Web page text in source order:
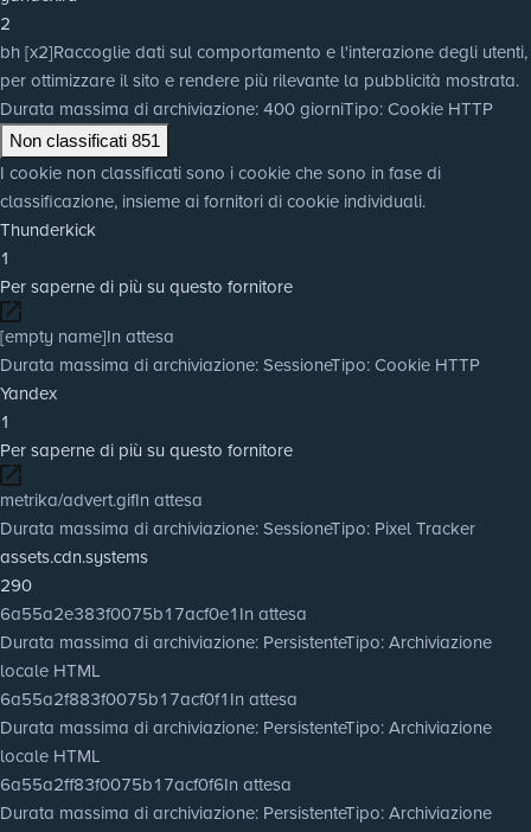
2
bh [x2]Raccoglie dati sul comportamento e l'interazione degli utenti,
per ottimizzare il sito e rendere più rilevante la pubblicità mostrata.
Durata massima di archiviazione: 400 giorniTipo: Cookie HTTP
Non classificati 851
I cookie non classificati sono i cookie che sono in fase di
classificazione, insieme ai fornitori di cookie individuali.
Thunderkick
1
Per saperne di più su questo fornitore
[empty name]In attesa
Durata massima di archiviazione: SessioneTipo: Cookie HTTP
Yandex
1
Per saperne di più su questo fornitore
metrika/advert.gifIn attesa
Durata massima di archiviazione: SessioneTipo: Pixel Tracker
assets.cdn.systems
290
6a55a2e383f0075b17acf0e1In attesa
Durata massima di archiviazione: PersistenteTipo: Archiviazione
locale HTML
6a55a2f883f0075b17acf0f1In attesa
Durata massima di archiviazione: PersistenteTipo: Archiviazione
locale HTML
6a55a2ff83f0075b17acf0f6In attesa
Durata massima di archiviazione: PersistenteTipo: Archiviazione